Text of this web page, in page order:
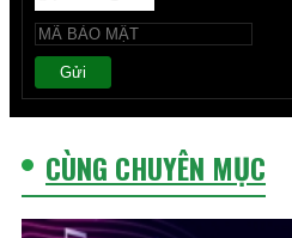
Gửi
CÙNG CHUYÊN MỤC